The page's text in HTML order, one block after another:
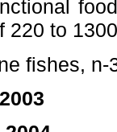
220 to
fishes,